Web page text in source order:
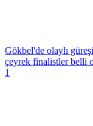
Gökbel'de olaylı
çeyrek finalistler belli
1